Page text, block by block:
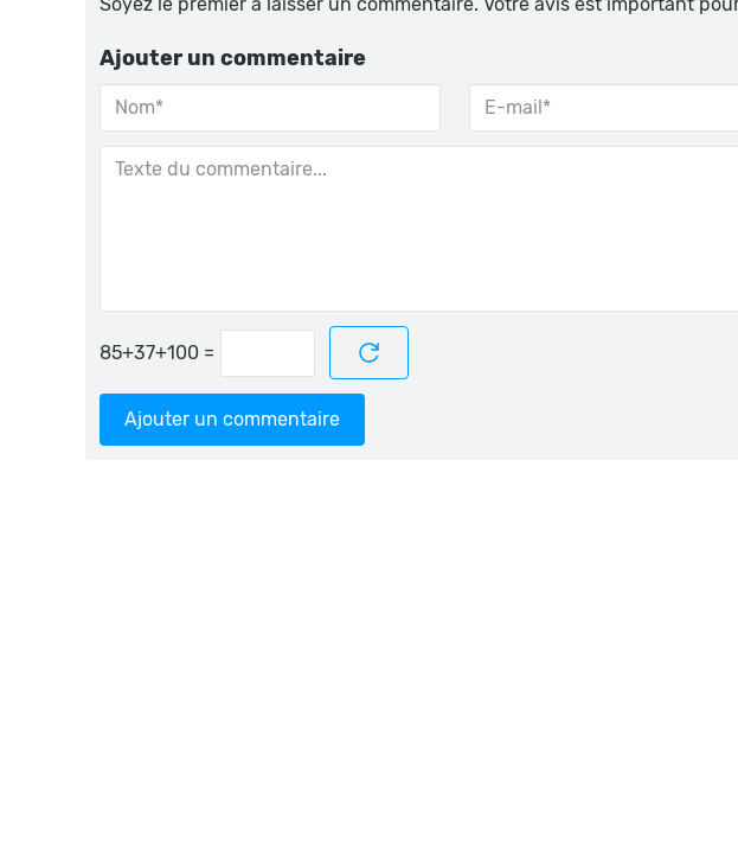
Ajouter un commentaire
=
Ajouter un commentaire